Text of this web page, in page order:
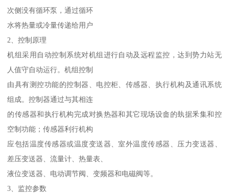
次侧没有循环泵，通过循环
水将热量或冷量传递给用户
2、控制原理
机组采用自动控制系统对机组进行自动及远程监控，达到势力站无
人值守自动运行。机组控制
由具有测控功能的控制器、电控柜、传感器、执行机构及通讯系统
组成。控制器通过与其相连
的传感器和执行机构完成对换热器和其它现场设畲的埶据釆集和控
空制功能；传感器利行机构
应包括温度传感器或温度变送器、室外温度传感器、压力变送器、
差压变送器、流量计、热量表、
液位变送器、电动调节阀、变频器和电磁阀等。
3、监控参数